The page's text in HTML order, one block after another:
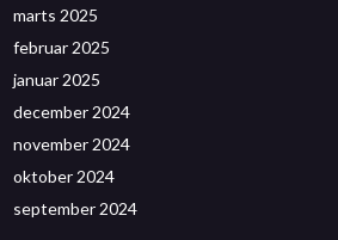
marts 2025
februar 2025
januar 2025
december 2024
november 2024
oktober 2024
september 2024